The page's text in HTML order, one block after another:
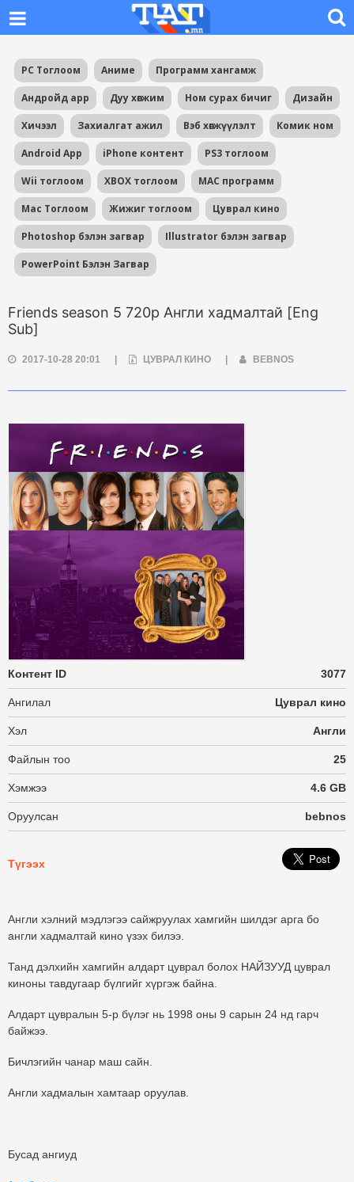
PC Тоглоом Аниме Программ хангамж
Андройд app Дуу хөгжим Ном сурах бичиг Дизайн
Хичээл Захиалгат ажил Вэб хөгжүүлэлт Комик ном
Android App iPhone контент PS3 тоглоом
Wii тоглоом XBOX тоглоом MAC программ
Mac Тоглоом Жижиг тоглоом Цуврал кино
Photoshop бэлэн загвар Illustrator бэлэн загвар
PowerPoint Бэлэн Загвар
Friends season 5 720p Англи хадмалтай [Eng
Sub]
2017-10-28 20:01 ЦУВРАЛ КИНО BEBNOS
Контент ID 3077
Ангилал Цуврал кино
Хэл Англи
Файлын тоо 25
Хэмжээ 4.6 GB
Оруулсан bebnos
Түгээх
Англи хэлний мэдлэгээ сайжруулах хамгийн шилдэг арга бо
англи хадмалтай кино үзэх билээ.
Танд дэлхийн хамгийн алдарт цуврал болох НАЙЗУУД цуврал
киноны тавдугаар бүлгийг хүргэж байна.
Алдарт цувралын 5-р бүлэг нь 1998 оны 9 сарын 24 нд гарч
байжээ.
Бичлэгийн чанар маш сайн.
Англи хадмалын хамтаар оруулав.
Бусад ангиуд